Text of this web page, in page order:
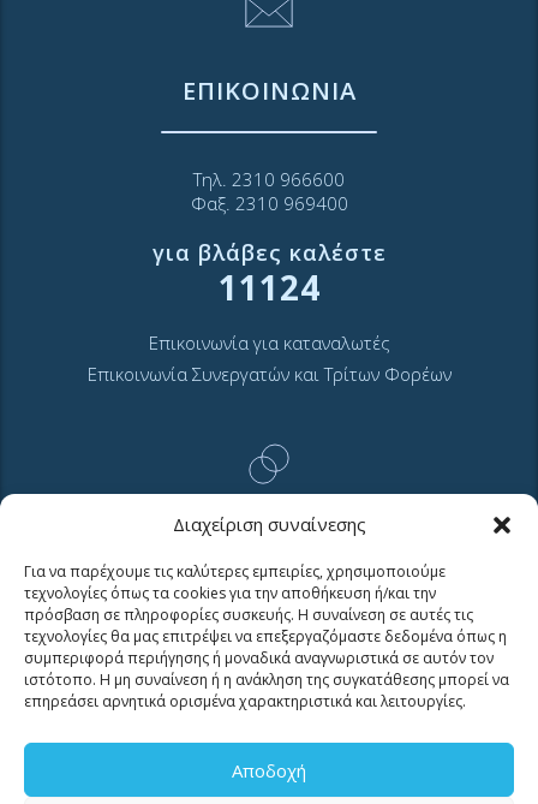
Διαχείριση συναίνεσης
Για να παρέχουμε τις καλύτερες εμπειρίες, χρησιμοποιούμε
τεχνολογίες όπως τα cookies για την αποθήκευση ή/και την
πρόσβαση σε πληροφορίες συσκευής. Η συναίνεση σε αυτές τις
τεχνολογίες θα μας επιτρέψει να επεξεργαζόμαστε δεδομένα όπως η
συμπεριφορά περιήγησης ή μοναδικά αναγνωριστικά σε αυτόν τον
ιστότοπο. Η μη συναίνεση ή η ανάκληση της συγκατάθεσης μπορεί να
επηρεάσει αρνητικά ορισμένα χαρακτηριστικά και λειτουργίες.
Αποδοχή
ΕΠΙΚΟΙΝΩΝΙΑ
Τηλ. 2310 966600
Φαξ. 2310 969400
για βλάβες καλέστε
11124
Επικοινωνία για καταναλωτές
Επικοινωνία Συνεργατών και Τρίτων Φορέων
ΧΡΗΣΙΜΑ LINKS
Νέα
Μουσείο Ύδρευσης ΕΥΑΘ
Ιστορία της ΕΥΑΘ
GDPR και προσωπικά δεδομένα